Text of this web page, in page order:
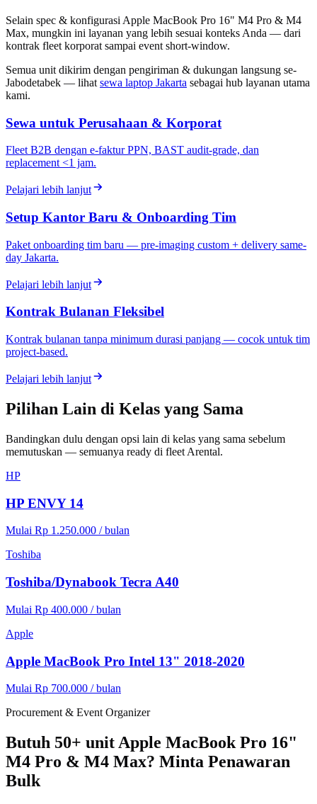
Selain spec & konfigurasi Apple MacBook Pro 16" M4 Pro & M4
Max, mungkin ini layanan yang lebih sesuai konteks Anda — dari
kontrak fleet korporat sampai event short-window.
Semua unit dikirim dengan pengiriman & dukungan langsung se-
Jabodetabek — lihat sewa laptop Jakarta sebagai hub layanan utama
kami.
Sewa untuk Perusahaan & Korporat
Fleet B2B dengan e-faktur PPN, BAST audit-grade, dan
replacement <1 jam.
Pelajari lebih lanjut
Setup Kantor Baru & Onboarding Tim
Paket onboarding tim baru — pre-imaging custom + delivery same-
day Jakarta.
Pelajari lebih lanjut
Kontrak Bulanan Fleksibel
Kontrak bulanan tanpa minimum durasi panjang — cocok untuk tim
project-based.
Pelajari lebih lanjut
Pilihan Lain di Kelas yang Sama
Bandingkan dulu dengan opsi lain di kelas yang sama sebelum
memutuskan — semuanya ready di fleet Arental.
HP
HP ENVY 14
Mulai Rp 1.250.000 / bulan
Toshiba
Toshiba/Dynabook Tecra A40
Mulai Rp 400.000 / bulan
Apple
Apple MacBook Pro Intel 13" 2018-2020
Mulai Rp 700.000 / bulan
Procurement & Event Organizer
Butuh 50+ unit Apple MacBook Pro 16"
M4 Pro & M4 Max? Minta Penawaran
Bulk